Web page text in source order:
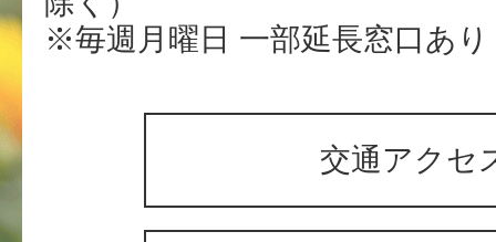
※毎週月曜日 一部延長窓口あり
交通アクセ